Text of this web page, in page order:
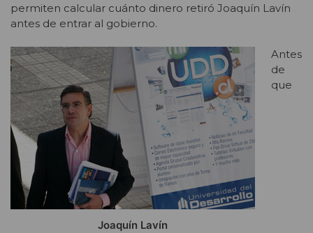
permiten calcular cuánto dinero retiró Joaquín Lavín
antes de entrar al gobierno.
Joaquín Lavín
Antes
de
que